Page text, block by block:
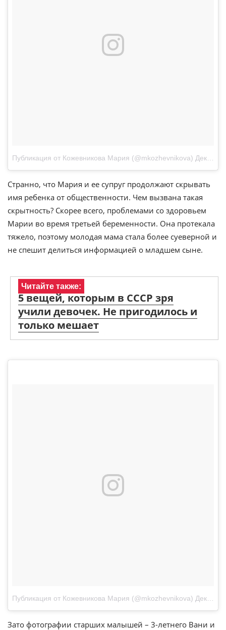
Публикация от Кожевникова Мария (@mkozhevnikova) Дек 27, 2017 at 8:30 PST
Странно, что Мария и ее супруг продолжают скрывать
имя ребенка от общественности. Чем вызвана такая
скрытность? Скорее всего, проблемами со здоровьем
Марии во время третьей беременности. Она протекала
тяжело, поэтому молодая мама стала более суеверной и
не спешит делиться информацией о младшем сыне.
Читайте также:
5 вещей, которым в СССР зря
учили девочек. Не пригодилось и
только мешает
Публикация от Кожевникова Мария (@mkozhevnikova) Дек 22, 2017 at 11:57 PST
Зато фотографии старших малышей – 3-летнего Вани и